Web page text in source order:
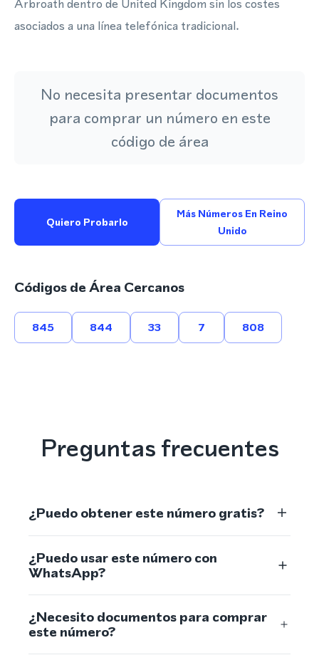
Arbroath dentro de United Kingdom sin los costes
asociados a una línea telefónica tradicional.
No necesita presentar documentos
para comprar un número en este
código de área
Quiero Probarlo
Más Números En Reino
Unido
Códigos de Área Cercanos
845 844 33 7 808
Preguntas frecuentes
¿Puedo obtener este número gratis?
¿Puedo usar este número con
WhatsApp?
¿Necesito documentos para comprar
este número?